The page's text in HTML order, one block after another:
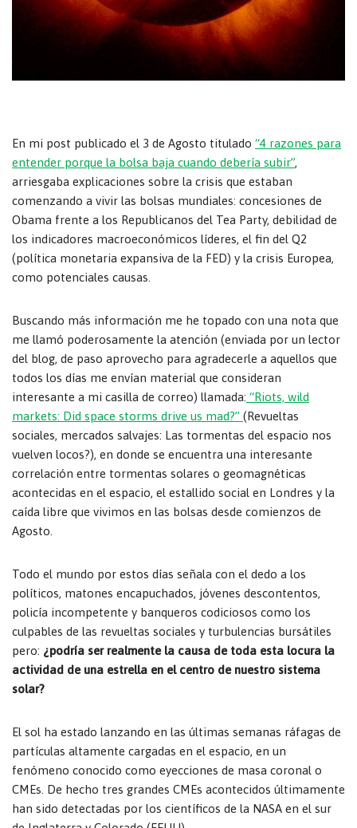
En mi post publicado el 3 de Agosto titulado “4 razones para
entender porque la bolsa baja cuando debería subir”,
arriesgaba explicaciones sobre la crisis que estaban
comenzando a vivir las bolsas mundiales: concesiones de
Obama frente a los Republicanos del Tea Party, debilidad de
los indicadores macroeconómicos líderes, el fin del Q2
(política monetaria expansiva de la FED) y la crisis Europea,
como potenciales causas.
Buscando más información me he topado con una nota que
me llamó poderosamente la atención (enviada por un lector
del blog, de paso aprovecho para agradecerle a aquellos que
todos los días me envían material que consideran
interesante a mi casilla de correo) llamada: “Riots, wild
markets: Did space storms drive us mad?” (Revueltas
sociales, mercados salvajes: Las tormentas del espacio nos
vuelven locos?), en donde se encuentra una interesante
correlación entre tormentas solares o geomagnéticas
acontecidas en el espacio, el estallido social en Londres y la
caída libre que vivimos en las bolsas desde comienzos de
Agosto.
Todo el mundo por estos días señala con el dedo a los
políticos, matones encapuchados, jóvenes descontentos,
policía incompetente y banqueros codiciosos como los
culpables de las revueltas sociales y turbulencias bursátiles
pero: ¿podría ser realmente la causa de toda esta locura la
actividad de una estrella en el centro de nuestro sistema
solar?
El sol ha estado lanzando en las últimas semanas ráfagas de
partículas altamente cargadas en el espacio, en un
fenómeno conocido como eyecciones de masa coronal o
CMEs. De hecho tres grandes CMEs acontecidos últimamente
han sido detectadas por los científicos de la NASA en el sur